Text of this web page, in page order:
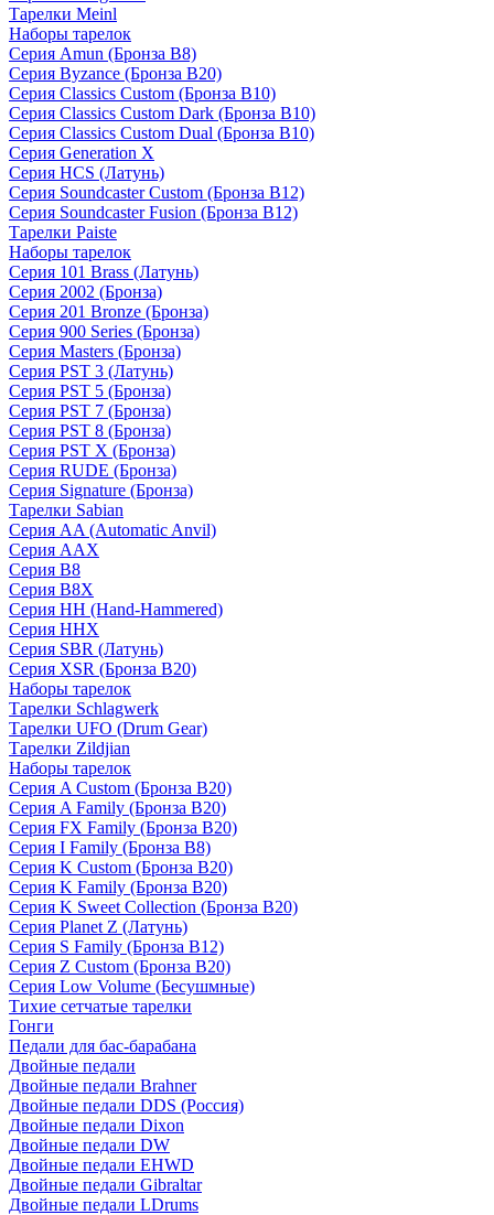
Тарелки Meinl
Наборы тарелок
Серия Amun (Бронза B8)
Серия Byzance (Бронза B20)
Серия Classics Custom (Бронза B10)
Серия Classics Custom Dark (Бронза B10)
Серия Classics Custom Dual (Бронза B10)
Серия Generation X
Серия HCS (Латунь)
Серия Soundcaster Custom (Бронза B12)
Серия Soundcaster Fusion (Бронза B12)
Тарелки Paiste
Наборы тарелок
Серия 101 Brass (Латунь)
Серия 2002 (Бронза)
Серия 201 Bronze (Бронза)
Серия 900 Series (Бронза)
Серия Masters (Бронза)
Серия PST 3 (Латунь)
Серия PST 5 (Бронза)
Серия PST 7 (Бронза)
Серия PST 8 (Бронза)
Серия PST X (Бронза)
Серия RUDE (Бронза)
Серия Signature (Бронза)
Тарелки Sabian
Серия AA (Automatic Anvil)
Серия AAX
Серия B8
Серия B8X
Серия HH (Hand-Hammered)
Серия HHX
Серия SBR (Латунь)
Серия XSR (Бронза B20)
Наборы тарелок
Тарелки Schlagwerk
Тарелки UFO (Drum Gear)
Тарелки Zildjian
Наборы тарелок
Серия A Custom (Бронза B20)
Серия A Family (Бронза B20)
Серия FX Family (Бронза B20)
Серия I Family (Бронза B8)
Серия K Custom (Бронза B20)
Серия K Family (Бронза B20)
Серия K Sweet Collection (Бронза B20)
Серия Planet Z (Латунь)
Серия S Family (Бронза B12)
Серия Z Custom (Бронза B20)
Серия Low Volume (Бесушмные)
Тихие сетчатые тарелки
Гонги
Педали для бас-барабана
Двойные педали
Двойные педали Brahner
Двойные педали DDS (Россия)
Двойные педали Dixon
Двойные педали DW
Двойные педали EHWD
Двойные педали Gibraltar
Двойные педали LDrums